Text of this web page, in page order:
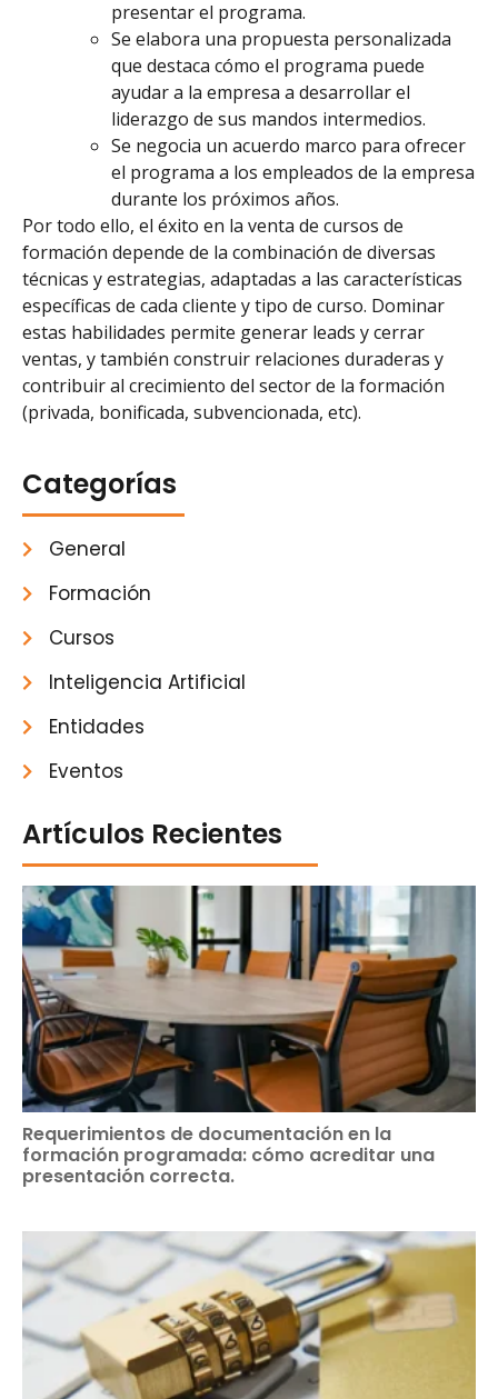
presentar el programa.
Se elabora una propuesta personalizada
que destaca cómo el programa puede
ayudar a la empresa a desarrollar el
liderazgo de sus mandos intermedios.
Se negocia un acuerdo marco para ofrecer
el programa a los empleados de la empresa
durante los próximos años.
Por todo ello, el éxito en la venta de cursos de
formación depende de la combinación de diversas
técnicas y estrategias, adaptadas a las características
específicas de cada cliente y tipo de curso. Dominar
estas habilidades permite generar leads y cerrar
ventas, y también construir relaciones duraderas y
contribuir al crecimiento del sector de la formación
(privada, bonificada, subvencionada, etc).
Artículos Recientes
Requerimientos de documentación en la
formación programada: cómo acreditar una
presentación correcta.
Categorías
General
Formación
Cursos
Inteligencia Artificial
Entidades
Eventos